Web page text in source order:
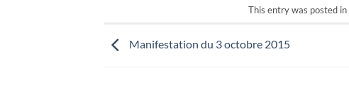
This entry was posted in
Manifestation du 3 octobre 2015